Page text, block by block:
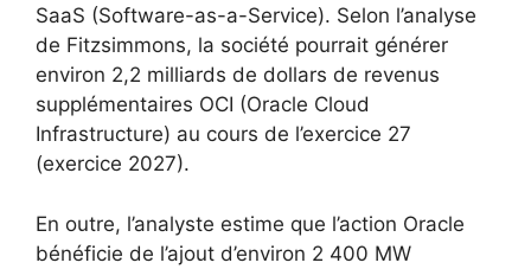
SaaS (Software-as-a-Service). Selon l’analyse
de Fitzsimmons, la société pourrait générer
environ 2,2 milliards de dollars de revenus
supplémentaires OCI (Oracle Cloud
Infrastructure) au cours de l’exercice 27
(exercice 2027).
En outre, l’analyste estime que l’action Oracle
bénéficie de l’ajout d’environ 2 400 MW